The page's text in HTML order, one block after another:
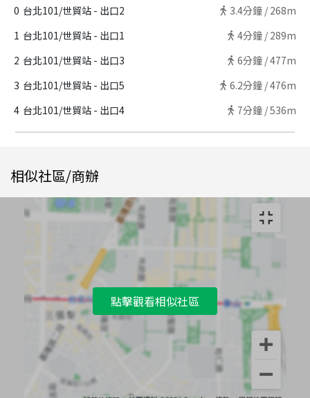
0 台北101/世貿站 - 出口2 3.4分鐘 / 268m
1 台北101/世貿站 - 出口1 4分鐘 / 289m
2 台北101/世貿站 - 出口3 6分鐘 /477m
3 台北101/世貿站 - 出口5 6.2分鐘 /476m
4 台北101/世貿站 - 出口4 7分鐘 /536m
相似社區/商辦
點擊觀看相似社區